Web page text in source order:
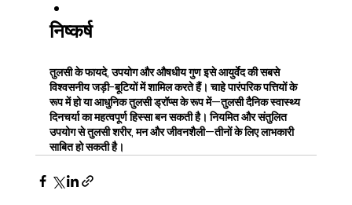
निष्कर्ष
तुलसी के फायदे, उपयोग और औषधीय गुण इसे आयुर्वेद की सबसे
विश्वसनीय जड़ी-बूटियों में शामिल करते हैं। चाहे पारंपरिक पत्तियों के
रूप में हो या आधुनिक तुलसी ड्रॉप्स के रूप में—तुलसी दैनिक स्वास्थ्य
दिनचर्या का महत्वपूर्ण हिस्सा बन सकती है। नियमित और संतुलित
उपयोग से तुलसी शरीर, मन और जीवनशैली—तीनों के लिए लाभकारी
साबित हो सकती है।